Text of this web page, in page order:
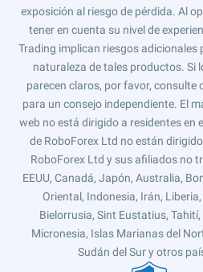
exposición al riesgo de pérdida. Al
tener en cuenta su nivel de
Trading implican riesgos adicionales
naturaleza de tales productos. Si
parecen claros, por favor, consulte
para un consejo independiente. El
web no está dirigido a residentes en
de RoboForex Ltd no están
RoboForex Ltd y sus afiliados no
EEUU, Canadá, Japón, Australia,
Oriental, Indonesia, Irán,
Bielorrusia, Sint Eustatius,
Micronesia, Islas Marianas del
Sudán del Sur y otros